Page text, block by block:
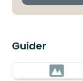
Guider